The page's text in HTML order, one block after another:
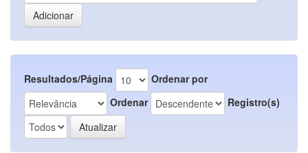
Resultados/Página
Ordenar por
Ordenar
Registro(s)